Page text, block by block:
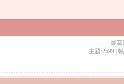
最高
主题:2599 |